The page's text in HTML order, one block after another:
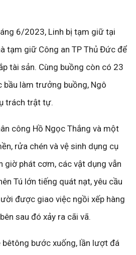
6/2023, Linh bị tạm giữ tại
tạm giữ Công an TP Thủ Đức để
tài sản. Cùng buồng còn có 23
bầu làm trưởng buồng, Ngô
trách trật tự.
công Hồ Ngọc Thắng và một
rửa chén và vệ sinh dụng cụ
giờ phát cơm, các vật dụng vẫn
Tú lớn tiếng quát nạt, yêu cầu
được giao việc ngồi xếp hàng
sau đó xảy ra cãi vã.
bêtông bước xuống, lần lượt đá